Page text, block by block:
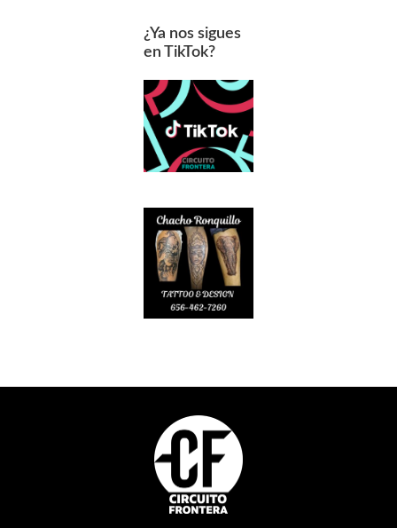
¿Ya nos sigues
en TikTok?